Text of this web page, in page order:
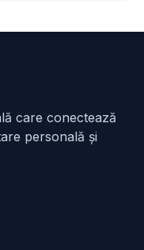
care conectează
personală și